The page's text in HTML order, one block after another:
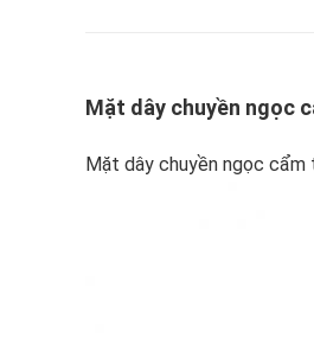
Mặt dây chuyền ngọc
Mặt dây chuyền ngọc cẩm